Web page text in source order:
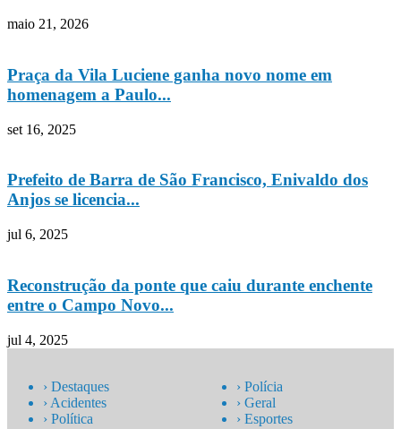
maio 21, 2026
Praça da Vila Luciene ganha novo nome em
homenagem a Paulo...
set 16, 2025
Prefeito de Barra de São Francisco, Enivaldo dos
Anjos se licencia...
jul 6, 2025
Reconstrução da ponte que caiu durante enchente
entre o Campo Novo...
jul 4, 2025
› Destaques
› Acidentes
› Política
› Polícia
› Geral
› Esportes